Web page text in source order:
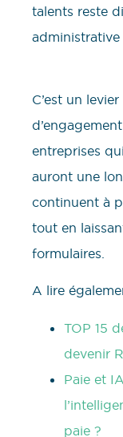
talents reste
administrative
C’est un
entreprises
auront une
continuent à
tout en
formulaires.
A lire
TOP 15
devenir
Paie et
paie ?